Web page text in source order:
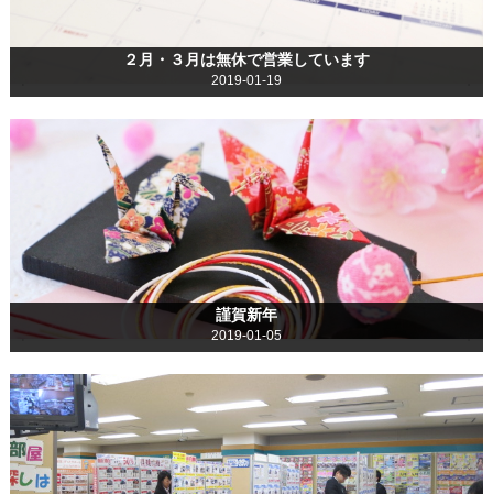
２月・３月は無休で営業しています
2019-01-19
謹賀新年
2019-01-05